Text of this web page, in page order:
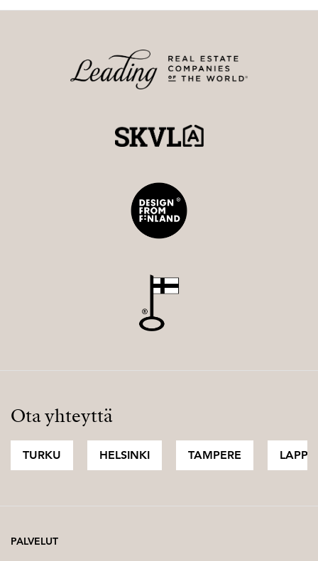
vähän pidemmällekin.
Yksityisesittelyllä pääset näkemään tämän kaiken
Ota yhteyttä
TURKU HELSINKI TAMPERE LAPPI
PALVELUT